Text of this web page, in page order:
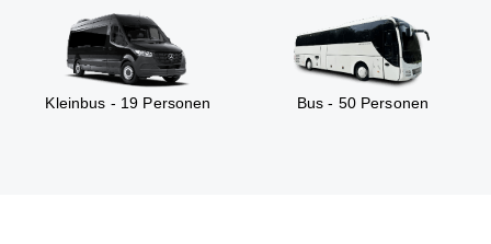
Kleinbus - 19 Personen Bus - 50 Personen